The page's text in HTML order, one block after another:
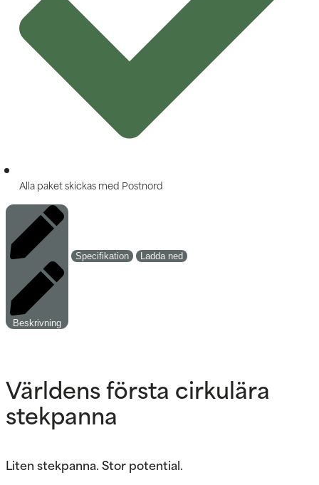
Alla paket skickas med Postnord
Beskrivning
Specifikation Ladda ned
Världens första cirkulära
stekpanna
Liten stekpanna. Stor potential.